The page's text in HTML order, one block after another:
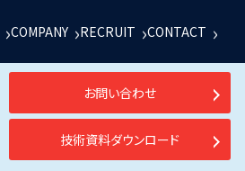
お問い合わせ
技術資料ダウンロード
COMPANY RECRUIT CONTACT